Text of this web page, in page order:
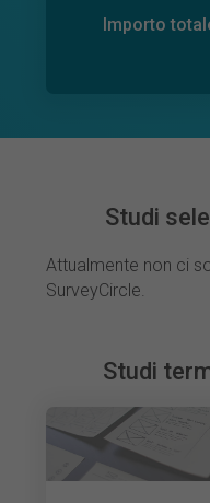
Importo
Studi
Attualmente non ci
SurveyCircle.
Studi